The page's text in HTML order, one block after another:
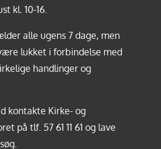
kl. 10-16.
alle ugens 7 dage, men
lukket i forbindelse med
handlinger og
kontakte Kirke- og
på tlf. 57 61 11 61 og lave